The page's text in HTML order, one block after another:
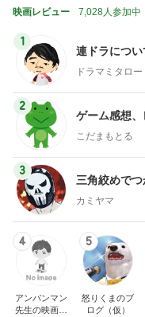
映画レビュー 7,028人参加中
1
連ドラにつ
ドラマミタロー
2
ゲーム感想
こだまもとる
3
三角絞めで
カミヤマ
4
アンパンマン
先生の映画講
5
怒りくまのブ
ログ（仮）